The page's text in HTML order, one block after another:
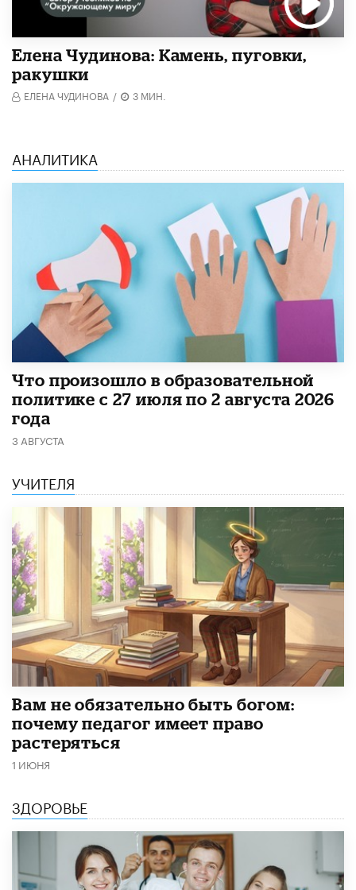
Елена Чудинова: Камень, пуговки,
ракушки
ЕЛЕНА ЧУДИНОВА / 3 МИН.
АНАЛИТИКА
​Что произошло в образовательной
политике с 27 июля по 2 августа 2026
года
3 АВГУСТА
УЧИТЕЛЯ
​Вам не обязательно быть богом:
почему педагог имеет право
растеряться
1 ИЮНЯ
ЗДОРОВЬЕ